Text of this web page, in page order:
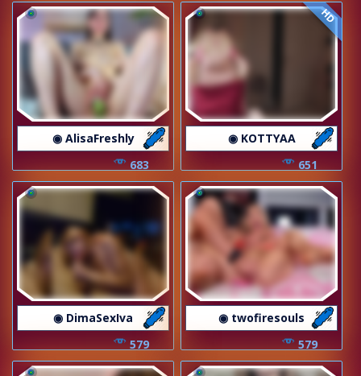
◉ AlisaFreshly
683
HD
◉ KOTTYAA
651
◉ DimaSexIva
579
◉ twofiresouls
579